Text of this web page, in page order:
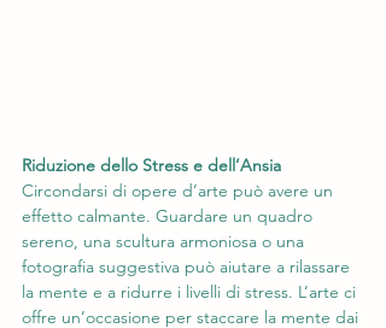
Riduzione dello Stress e dell’Ansia
Circondarsi di opere d’arte può avere un
effetto calmante. Guardare un quadro
sereno, una scultura armoniosa o una
fotografia suggestiva può aiutare a rilassare
la mente e a ridurre i livelli di stress. L’arte ci
offre un’occasione per staccare la mente dai